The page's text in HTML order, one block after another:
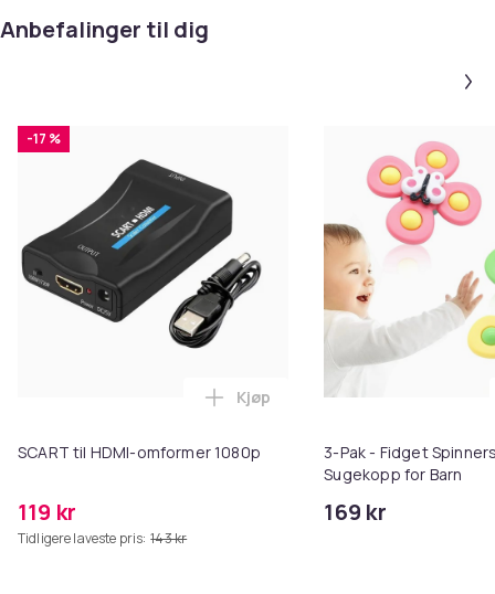
Anbefalinger til dig
-17 %
SCART til HDMI-omformer 1080p
119 kr
Tidligere laveste pris: 143 kr
Legg SCART til HDMI-omformer
Kjøp
3-Pak - Fidget
Sugekopp for Barn
169 kr